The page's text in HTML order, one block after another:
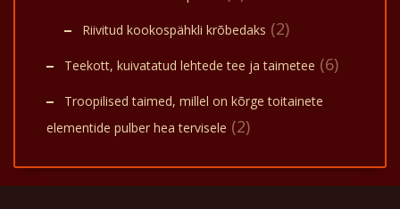
Riivitud kookospähkli krõbedaks (2)
Teekott, kuivatatud lehtede tee ja taimetee (6)
Troopilised taimed, millel on kõrge toitainete
elementide pulber hea tervisele (2)